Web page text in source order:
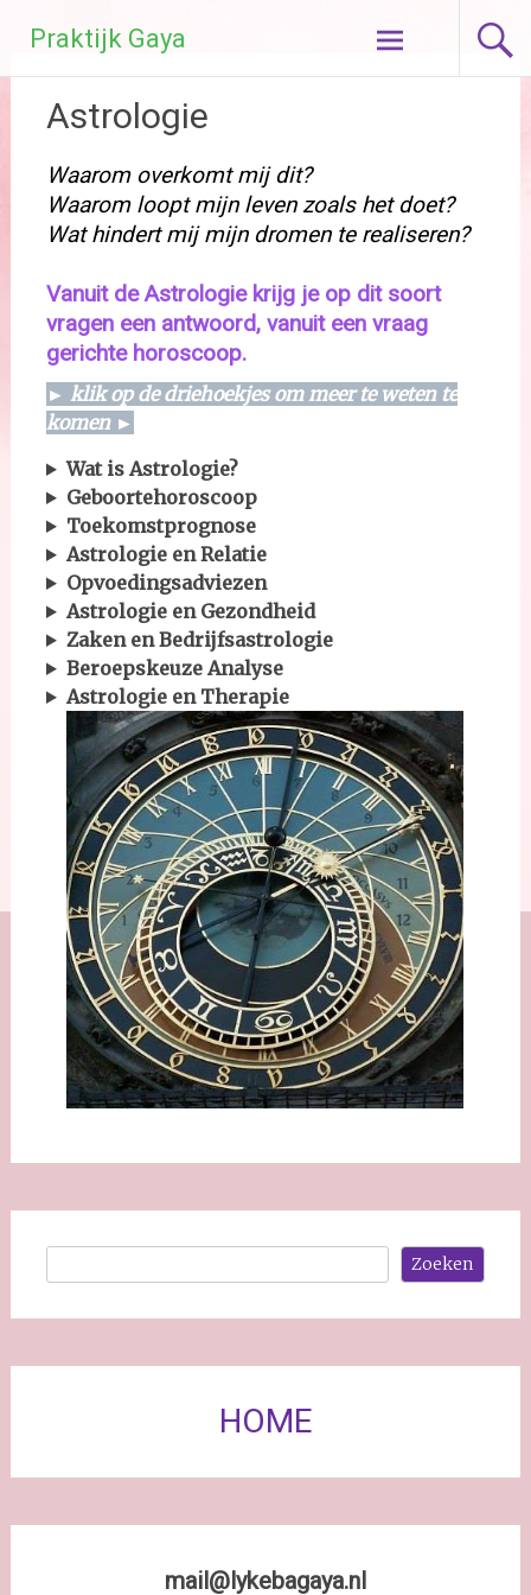
naar
de
inhoud
Praktijk Gaya
Astrologie
Waarom overkomt mij dit?
Waarom loopt mijn leven zoals het doet?
Wat hindert mij mijn dromen te realiseren?
Vanuit de Astrologie krijg je op dit soort
vragen een antwoord, vanuit een vraag
gerichte horoscoop.
► klik op de driehoekjes om meer te weten te
komen ►
Wat is Astrologie?
Geboortehoroscoop
Toekomstprognose
Astrologie en Relatie
Opvoedingsadviezen
Astrologie en Gezondheid
Zaken en Bedrijfsastrologie
Beroepskeuze Analyse
Astrologie en Therapie
Zoeken
HOME
mail@lykebagaya.nl